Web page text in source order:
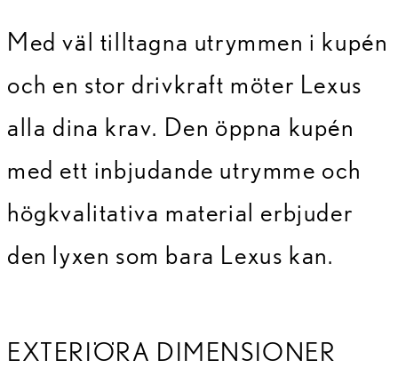
Med väl tilltagna utrymmen i kupén
och en stor drivkraft möter Lexus
alla dina krav. Den öppna kupén
med ett inbjudande utrymme och
högkvalitativa material erbjuder
den lyxen som bara Lexus kan.
EXTERIÖRA DIMENSIONER